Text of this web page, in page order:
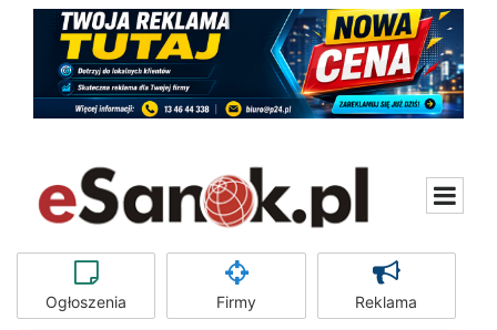
Ogłoszenia Firmy Reklama